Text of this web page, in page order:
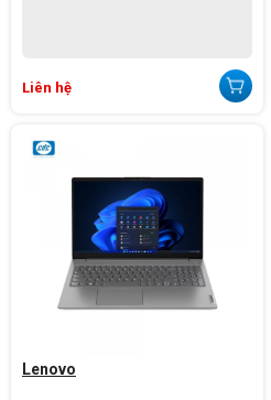
Liên hệ
Lenovo